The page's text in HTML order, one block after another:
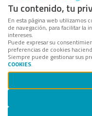
Tu contenido, tu
En esta página web utilizamos
de navegación, para facilitar la
intereses.
Puede expresar su
preferencias de cookies
Siempre puede gestionar sus
COOKIES.